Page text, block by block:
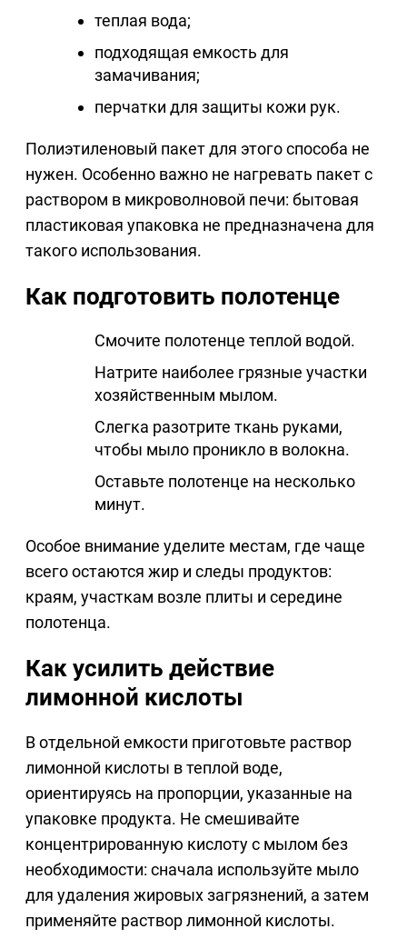
теплая вода;
подходящая емкость для
замачивания;
перчатки для защиты кожи рук.
Полиэтиленовый пакет для этого способа не
нужен. Особенно важно не нагревать пакет с
раствором в микроволновой печи: бытовая
пластиковая упаковка не предназначена для
такого использования.
Как подготовить полотенце
Смочите полотенце теплой водой.
Натрите наиболее грязные участки
хозяйственным мылом.
Слегка разотрите ткань руками,
чтобы мыло проникло в волокна.
Оставьте полотенце на несколько
минут.
Особое внимание уделите местам, где чаще
всего остаются жир и следы продуктов:
краям, участкам возле плиты и середине
полотенца.
Как усилить действие
лимонной кислоты
В отдельной емкости приготовьте раствор
лимонной кислоты в теплой воде,
ориентируясь на пропорции, указанные на
упаковке продукта. Не смешивайте
концентрированную кислоту с мылом без
необходимости: сначала используйте мыло
для удаления жировых загрязнений, а затем
применяйте раствор лимонной кислоты.